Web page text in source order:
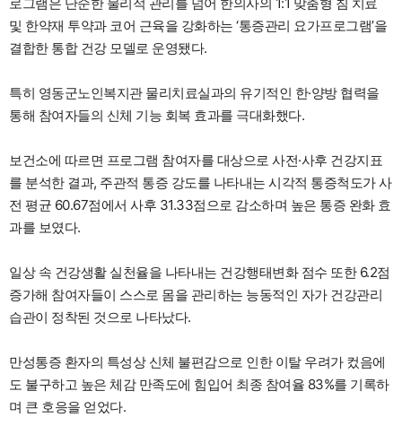
로그램은 단순한 물리적 관리를 넘어 한의사의 1:1 맞춤형 침 치료
및 한약재 투약과 코어 근육을 강화하는 ‘통증관리 요가프로그램’을
결합한 통합 건강 모델로 운영됐다.
특히 영동군노인복지관 물리치료실과의 유기적인 한·양방 협력을
통해 참여자들의 신체 기능 회복 효과를 극대화했다.
보건소에 따르면 프로그램 참여자를 대상으로 사전·사후 건강지표
를 분석한 결과, 주관적 통증 강도를 나타내는 시각적 통증척도가 사
전 평균 60.67점에서 사후 31.33점으로 감소하며 높은 통증 완화 효
과를 보였다.
일상 속 건강생활 실천율을 나타내는 건강행태변화 점수 또한 6.2점
증가해 참여자들이 스스로 몸을 관리하는 능동적인 자가 건강관리
습관이 정착된 것으로 나타났다.
만성통증 환자의 특성상 신체 불편감으로 인한 이탈 우려가 컸음에
도 불구하고 높은 체감 만족도에 힘입어 최종 참여율 83%를 기록하
며 큰 호응을 얻었다.